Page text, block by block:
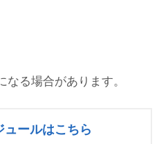
る場合があります。
ュールはこちら